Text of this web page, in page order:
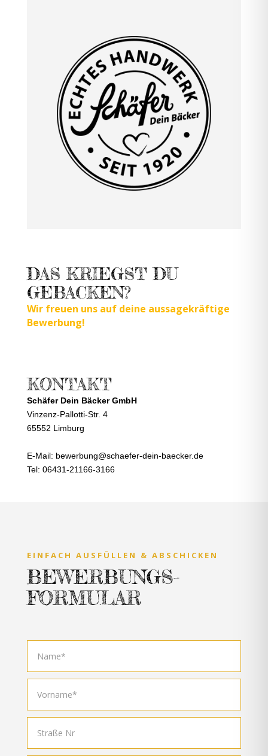
DAS KRIEGST DU
GEBACKEN?
Wir freuen uns auf deine aussagekräftige
Bewerbung!
KONTAKT
Schäfer Dein Bäcker GmbH
Vinzenz-Pallotti-Str. 4
65552 Limburg
E-Mail: bewerbung@schaefer-dein-baecker.de
Tel: 06431-21166-3166
EINFACH AUSFÜLLEN & ABSCHICKEN
BEWERBUNGS-
FORMULAR